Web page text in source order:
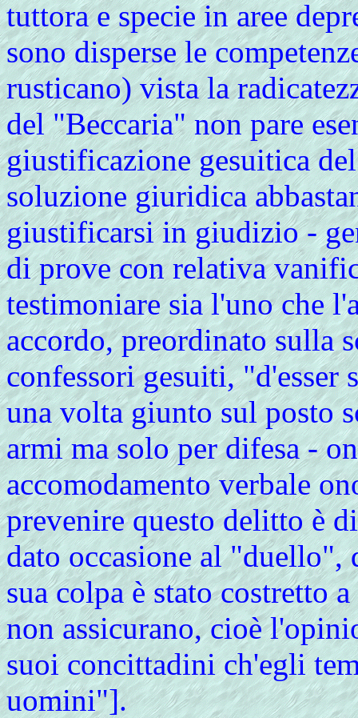
tuttora e specie in aree
sono disperse le
rusticano) vista la
del "Beccaria" non pare
giustificazione gesuitica
soluzione giuridica
giustificarsi in giudizio -
di prove con relativa
testimoniare sia l'uno che
accordo, preordinato sulla
confessori gesuiti, "d'esser
una volta giunto sul posto
armi ma solo per difesa -
accomodamento verbale
prevenire questo delitto è
dato occasione al "duello",
sua colpa è stato costretto
non assicurano, cioè
suoi concittadini ch'egli
uomini"].